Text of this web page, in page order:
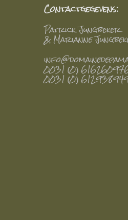
Contactgegevens:
Patrick Jungbeker
& Marianne
0031 (0)
0031 (0)